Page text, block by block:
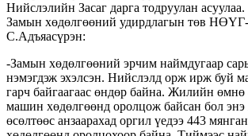
Нийслэлийн Засаг дарга тодруулан асуулаа.
Замын хөдөлгөөний удирдлагын төв
С.Адъяасүрэн:
-Замын хөдөлгөөний эрчим наймдугаар
нэмэгдэж эхэлсэн. Нийслэлд орж ирж буй
гарч байгаагаас өндөр байна. Жилийн өмнө
машин хөдөлгөөнд оролцож байсан бол
өсөлтөөс анзаарахад оргил үедээ 443